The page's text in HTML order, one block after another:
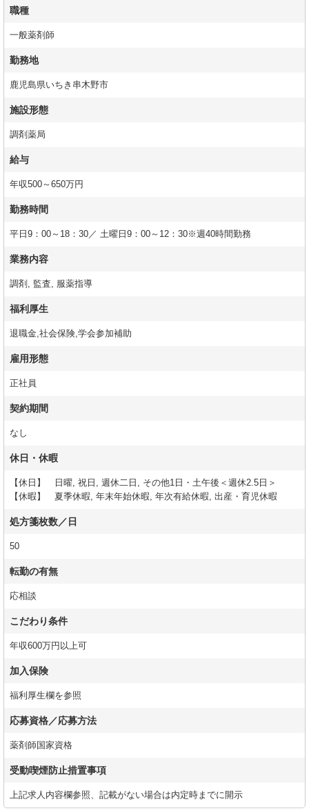
職種
一般薬剤師
勤務地
鹿児島県いちき串木野市
施設形態
調剤薬局
給与
年収500～650万円
勤務時間
平日9：00～18：30／ 土曜日9：00～12：30※週40時間勤務
業務内容
調剤, 監査, 服薬指導
福利厚生
退職金,社会保険,学会参加補助
雇用形態
正社員
契約期間
なし
休日・休暇
【休日】 日曜, 祝日, 週休二日, その他1日・土午後＜週休2.5日＞
【休暇】 夏季休暇, 年末年始休暇, 年次有給休暇, 出産・育児休暇
処方箋枚数／日
50
転勤の有無
応相談
こだわり条件
年収600万円以上可
加入保険
福利厚生欄を参照
応募資格／応募方法
薬剤師国家資格
受動喫煙防止措置事項
上記求人内容欄参照、記載がない場合は内定時までに開示